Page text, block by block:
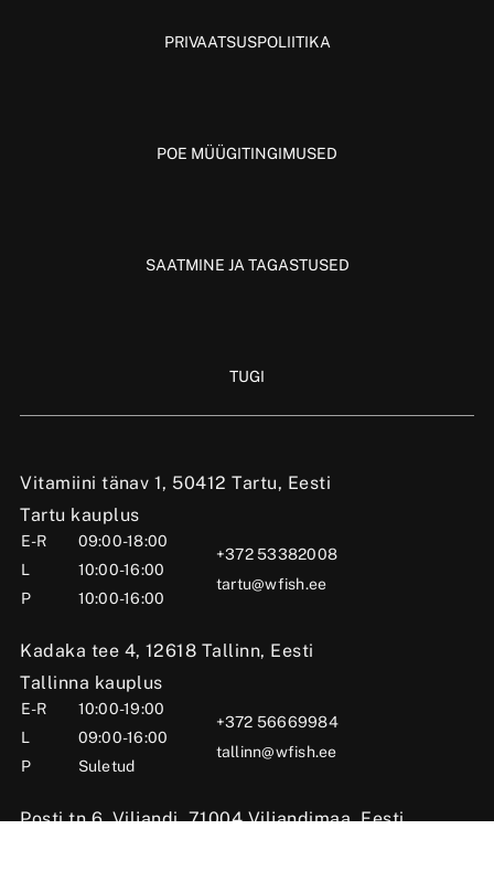
Vitamiini tänav 1, 50412 Tartu, Eesti
Tartu kauplus
E-R
09:00-18:00
L
10:00-16:00
P
10:00-16:00
+372 53382008
tartu@wfish.ee
Kadaka tee 4, 12618 Tallinn, Eesti
Tallinna kauplus
E-R
10:00-19:00
L
09:00-16:00
P
Suletud
+372 56669984
tallinn@wfish.ee
Posti tn 6, Viljandi, 71004 Viljandimaa, Eesti
PRIVAATSUSPOLIITIKA
POE MÜÜGITINGIMUSED
SAATMINE JA TAGASTUSED
TUGI